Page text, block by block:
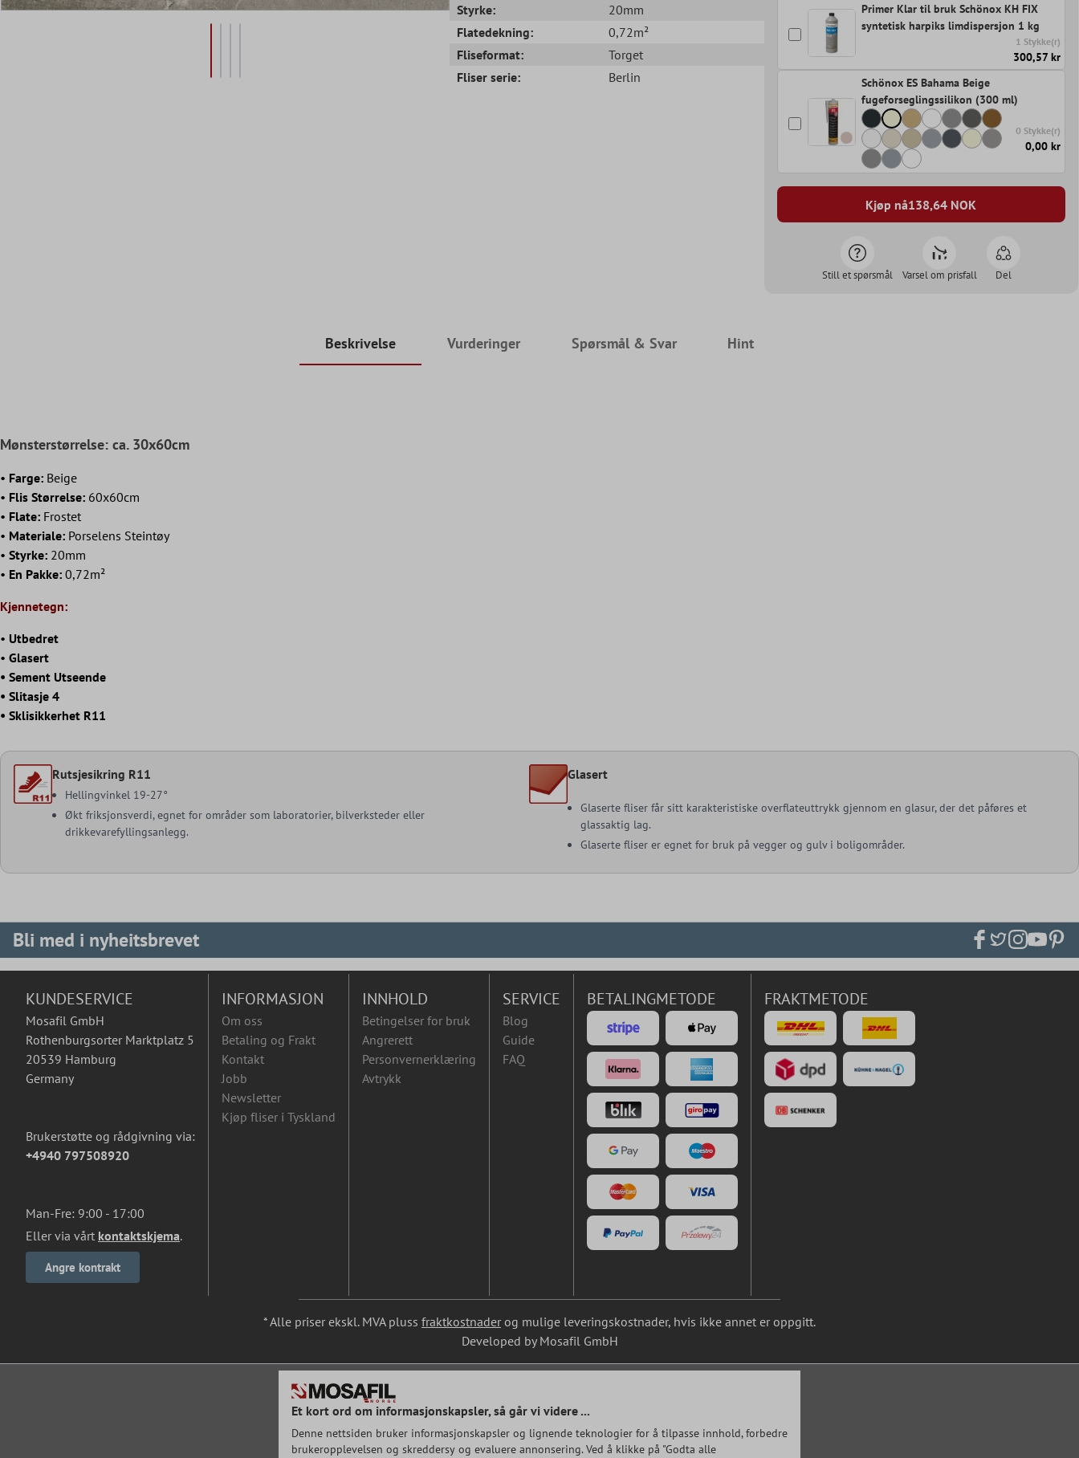
Styrke:
20mm
Flatedekning:
0,72m²
Fliseformat:
Torget
Fliser serie:
Berlin
Primer Klar til bruk Schönox KH FIX
syntetisk harpiks limdispersjon 1 kg
1 Stykke(r)
300,57 kr
Schönox ES Bahama Beige
fugeforseglingssilikon (300 ml)
0 Stykke(r)
0,00 kr
Kjøp nå138,64 NOK
Still et spørsmål Varsel om prisfall Del
Beskrivelse Vurderinger Spørsmål & Svar Hint
Mønsterstørrelse: ca. 30x60cm
• Farge: Beige
• Flis Størrelse: 60x60cm
• Flate: Frostet
• Materiale: Porselens Steintøy
• Styrke: 20mm
• En Pakke: 0,72m²
Kjennetegn:
• Utbedret
• Glasert
• Sement Utseende
• Slitasje 4
• Sklisikkerhet R11
Rutsjesikring R11
Hellingvinkel 19-27°
Økt friksjonsverdi, egnet for områder som laboratorier, bilverksteder eller
drikkevarefyllingsanlegg.
Glasert
Glaserte fliser får sitt karakteristiske overflateuttrykk gjennom en glasur, der det påføres et
glassaktig lag.
Glaserte fliser er egnet for bruk på vegger og gulv i boligområder.
Bli med i nyheitsbrevet
KUNDESERVICE
Mosafil GmbH
Rothenburgsorter Marktplatz 5
20539 Hamburg
Germany
Brukerstøtte og rådgivning via:
+4940 797508920
Man-Fre: 9:00 - 17:00
Eller via vårt kontaktskjema.
Angre kontrakt
INFORMASJON
Om oss
Betaling og Frakt
Kontakt
Jobb
Newsletter
Kjøp fliser i Tyskland
INNHOLD
Betingelser for bruk
Angrerett
Personvernerklæring
Avtrykk
SERVICE
Blog
Guide
FAQ
BETALINGMETODE FRAKTMETODE
* Alle priser ekskl. MVA pluss fraktkostnader og mulige leveringskostnader, hvis ikke annet er oppgitt.
Developed by Mosafil GmbH
Et kort ord om informasjonskapsler, så går vi videre ...
Denne nettsiden bruker informasjonskapsler og lignende teknologier for å tilpasse innhold, forbedre
brukeropplevelsen og skreddersy og evaluere annonsering. Ved å klikke på "Godta alle